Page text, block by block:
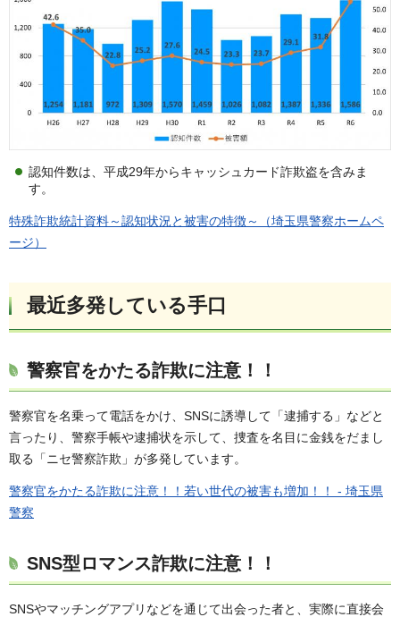
認知件数は、平成29年からキャッシュカード詐欺盗を含みま
す。
特殊詐欺統計資料～認知状況と被害の特徴～
（埼玉県警察ホームペ
ージ）
最近多発している手口
警察官をかたる詐欺に注意！！
警察官を名乗って電話をかけ、SNSに誘導して「逮捕する」などと
言ったり、警察手帳や逮捕状を示して、捜査を名目に金銭をだまし
取る「ニセ警察詐欺」が多発しています。
警察官をかたる詐欺に注意！！若い世代の被害も増加！！ - 埼玉県
警察
SNS型ロマンス詐欺に注意！！
SNSやマッチングアプリなどを通じて出会った者と、実際に直接会